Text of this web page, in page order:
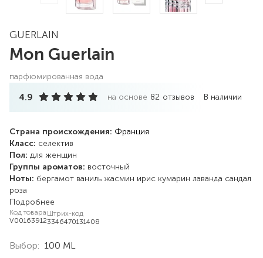
GUERLAIN
Mon Guerlain
парфюмированная вода
4.9 на основе 82 отзывов В наличии
Страна происхождения: Франция
Класс: селектив
Пол: для женщин
Группы ароматов: восточный
Ноты: бергамот ваниль жасмин ирис кумарин лаванда сандал
роза
Подробнее
Код товара
V00163912
Штрих-код
3346470131408
Выбор: 100 ML